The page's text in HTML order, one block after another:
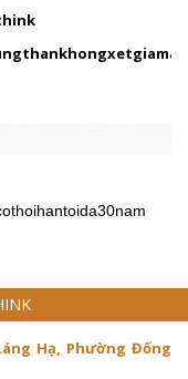
Hạ, Phường Đống